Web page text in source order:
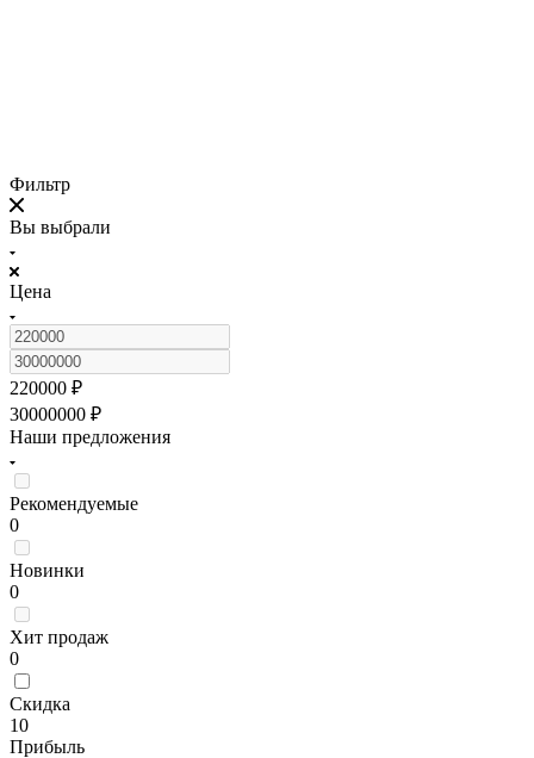
Фильтр
Вы выбрали
Цена
220000 ₽
30000000 ₽
Наши предложения
Рекомендуемые
0
Новинки
0
Хит продаж
0
Скидка
10
Прибыль